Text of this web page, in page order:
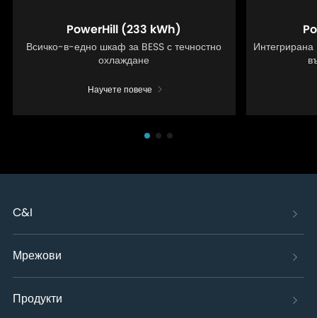
PowerHill (233 kWh)
Всичко-в-едно шкаф за BESS с течностно
охлаждане
Научете повече
Интегрирана
C&I
Мрежови
Продукти